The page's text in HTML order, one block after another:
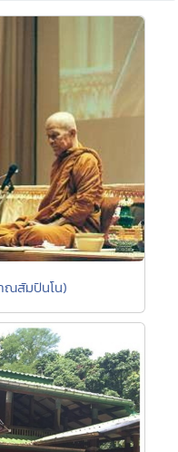
ณสัมปันโน)